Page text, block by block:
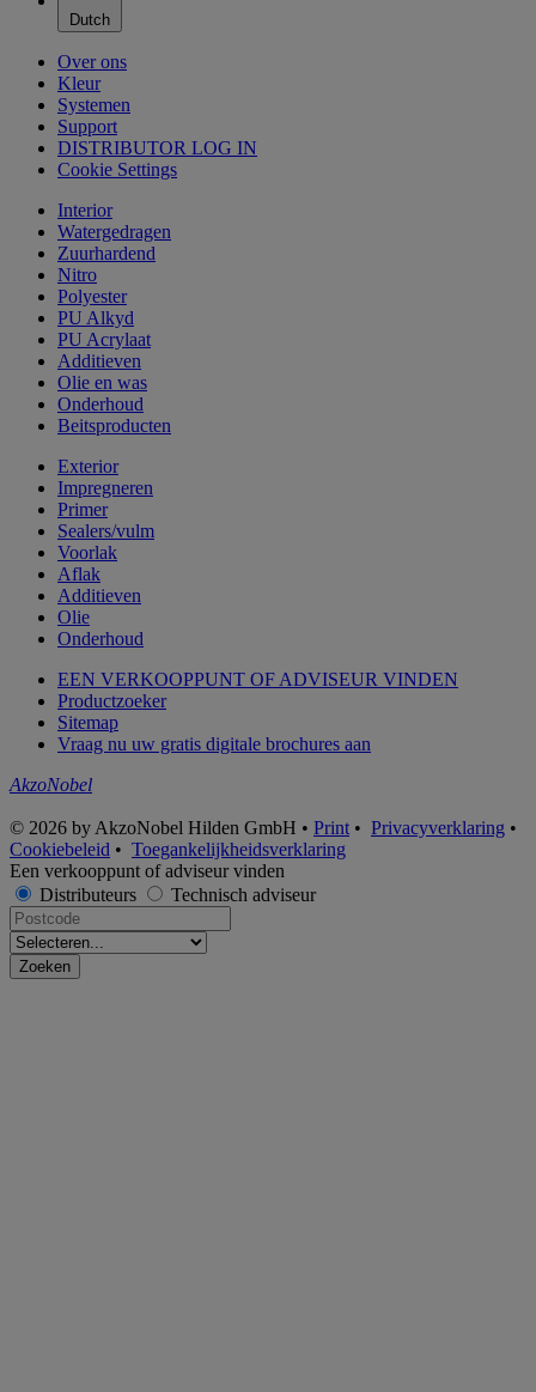
Dutch
Over ons
Kleur
Systemen
Support
DISTRIBUTOR LOG IN
Cookie Settings
Interior
Watergedragen
Zuurhardend
Nitro
Polyester
PU Alkyd
PU Acrylaat
Additieven
Olie en was
Onderhoud
Beitsproducten
Exterior
Impregneren
Primer
Sealers/vulm
Voorlak
Aflak
Additieven
Olie
Onderhoud
EEN VERKOOPPUNT OF ADVISEUR VINDEN
Productzoeker
Sitemap
Vraag nu uw gratis digitale brochures aan
AkzoNobel
© 2026 by AkzoNobel Hilden GmbH • Print • Privacyverklaring •
Cookiebeleid • Toegankelijkheidsverklaring
Een verkooppunt of adviseur vinden
Distributeurs
Technisch adviseur